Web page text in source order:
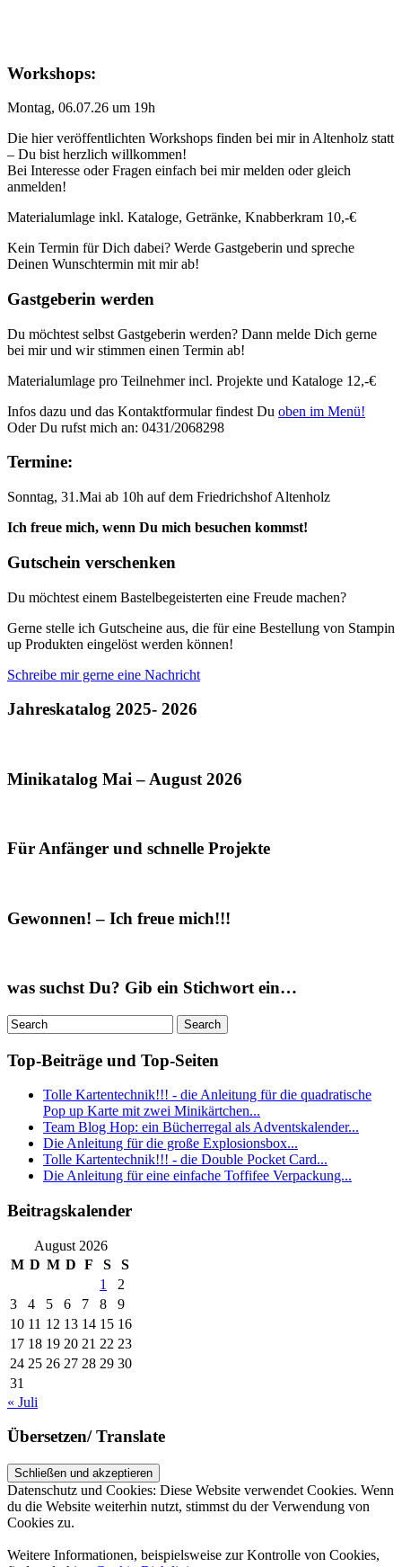
Workshops:
Montag, 06.07.26 um 19h
Die hier veröffentlichten Workshops finden bei mir in Altenholz statt
– Du bist herzlich willkommen!
Bei Interesse oder Fragen einfach bei mir melden oder gleich
anmelden!
Materialumlage inkl. Kataloge, Getränke, Knabberkram 10,-€
Kein Termin für Dich dabei? Werde Gastgeberin und spreche
Deinen Wunschtermin mit mir ab!
Gastgeberin werden
Du möchtest selbst Gastgeberin werden? Dann melde Dich gerne
bei mir und wir stimmen einen Termin ab!
Materialumlage pro Teilnehmer incl. Projekte und Kataloge 12,-€
Infos dazu und das Kontaktformular findest Du oben im Menü!
Oder Du rufst mich an: 0431/2068298
Termine:
Sonntag, 31.Mai ab 10h auf dem Friedrichshof Altenholz
Ich freue mich, wenn Du mich besuchen kommst!
Gutschein verschenken
Du möchtest einem Bastelbegeisterten eine Freude machen?
Gerne stelle ich Gutscheine aus, die für eine Bestellung von Stampin
up Produkten eingelöst werden können!
Schreibe mir gerne eine Nachricht
Jahreskatalog 2025- 2026
Minikatalog Mai – August 2026
Für Anfänger und schnelle Projekte
Gewonnen! – Ich freue mich!!!
was suchst Du? Gib ein Stichwort ein…
Top-Beiträge und Top-Seiten
Tolle Kartentechnik!!! - die Anleitung für die quadratische
Pop up Karte mit zwei Minikärtchen...
Team Blog Hop: ein Bücherregal als Adventskalender...
Die Anleitung für die große Explosionsbox...
Tolle Kartentechnik!!! - die Double Pocket Card...
Die Anleitung für eine einfache Toffifee Verpackung...
Beitragskalender
August 2026
M D M D F S
S
1
2
3
4 5 6 7 8
9
10 11 12 13 14 15 16
17 18 19 20 21 22 23
24 25 26 27 28 29 30
31
« Juli
Übersetzen/ Translate
Datenschutz und Cookies: Diese Website verwendet Cookies. Wenn
du die Website weiterhin nutzt, stimmst du der Verwendung von
Cookies zu.
Weitere Informationen, beispielsweise zur Kontrolle von Cookies,